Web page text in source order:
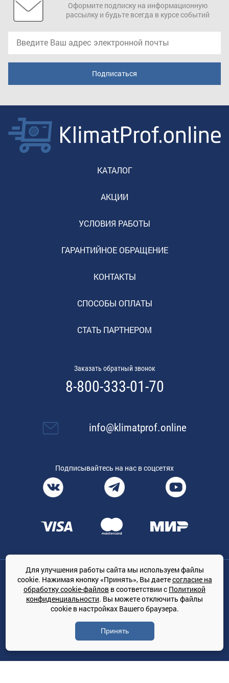
Оформите подписку на информационную
рассылку и будьте всегда в курсе событий
КАТАЛОГ
АКЦИИ
УСЛОВИЯ РАБОТЫ
ГАРАНТИЙНОЕ ОБРАЩЕНИЕ
КОНТАКТЫ
СПОСОБЫ ОПЛАТЫ
СТАТЬ ПАРТНЕРОМ
Заказать обратный звонок
8-800-333-01-70
info@klimatprof.online
Подписывайтесь на нас в соцсетях
Общество с ограниченной ответственностью «ТРЕЙДКОН», ОГРН:
1167847364079, 197022, г. Санкт-Петербург, проспект Медиков, 7
КЛИМАТПРОФ.ONLINE - оптовая продажа кондиционеров и
климатической техники на территории РФ
© Сайт принадлежит ООО «ТРЕЙДКОН»
Политика конфиденциальности
Для улучшения работы сайта мы используем файлы
cookie. Нажимая кнопку «Принять», Вы даетесогласие на
обработку cookie-файлов в соответствии с Политикой
конфиденциальности. Вы можете отключить файлы
cookie в настройках Вашего браузера.
Принять